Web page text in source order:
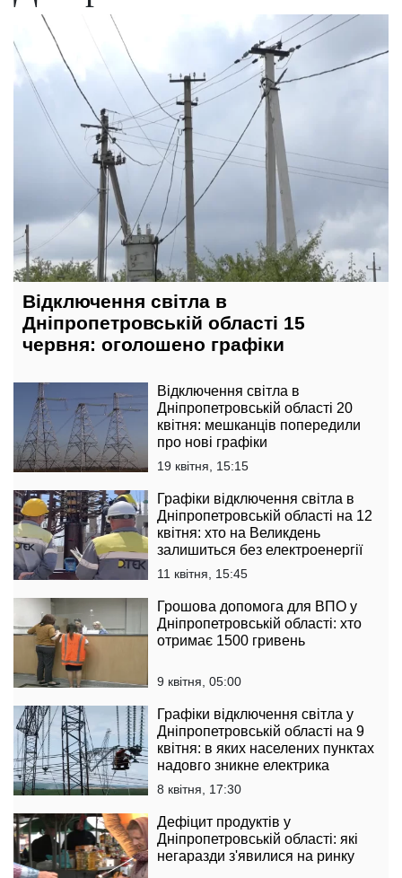
14 червня, 15:15
Відключення світла в
Дніпропетровській області 15
червня: оголошено графіки
Відключення світла в
Дніпропетровській області 20
квітня: мешканців попередили
про нові графіки
19 квітня, 15:15
Графіки відключення світла в
Дніпропетровській області на 12
квітня: хто на Великдень
залишиться без електроенергії
11 квітня, 15:45
Грошова допомога для ВПО у
Дніпропетровській області: хто
отримає 1500 гривень
9 квітня, 05:00
Графіки відключення світла у
Дніпропетровській області на 9
квітня: в яких населених пунктах
надовго зникне електрика
8 квітня, 17:30
Дефіцит продуктів у
Дніпропетровській області: які
негаразди з'явилися на ринку